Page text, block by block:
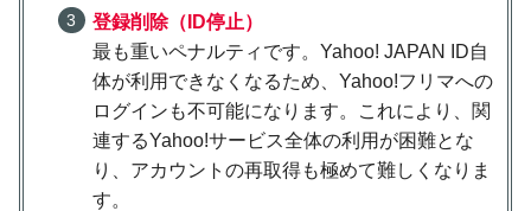
登録削除（ID停止）
最も重いペナルティです。Yahoo! JAPAN ID自
体が利用できなくなるため、Yahoo!フリマへの
ログインも不可能になります。これにより、関
連するYahoo!サービス全体の利用が困難とな
り、アカウントの再取得も極めて難しくなりま
す。